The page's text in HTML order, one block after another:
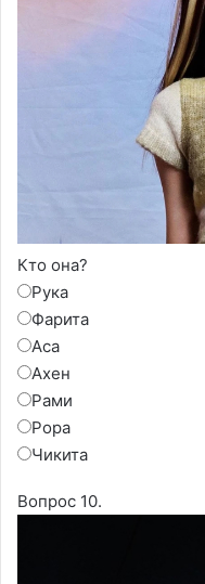
Кто она?
Рука
Фарита
Аса
Ахен
Рами
Рора
Чикита
Вопрос 10.